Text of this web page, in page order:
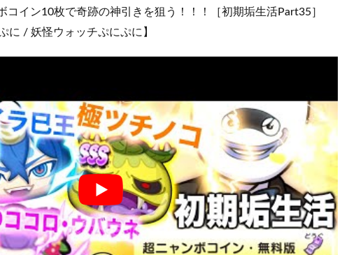
イン10枚で奇跡の神引きを狙う！！！［初期垢生活Part35］
に / 妖怪ウォッチぷにぷに】